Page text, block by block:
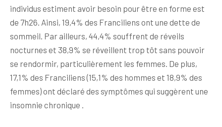
individus estiment avoir besoin pour être en forme est
de 7h26. Ainsi, 19,4% des Franciliens ont une dette de
sommeil. Par ailleurs, 44,4% souffrent de réveils
nocturnes et 38,9% se réveillent trop tôt sans pouvoir
se rendormir, particulièrement les femmes. De plus,
17,1% des Franciliens (15,1% des hommes et 18,9% des
femmes) ont déclaré des symptômes qui suggèrent une
insomnie chronique .